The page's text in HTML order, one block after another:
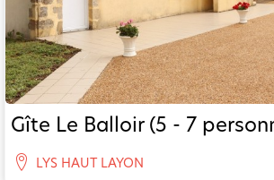
Gîte Le Balloir (5 - 7
LYS HAUT LAYON